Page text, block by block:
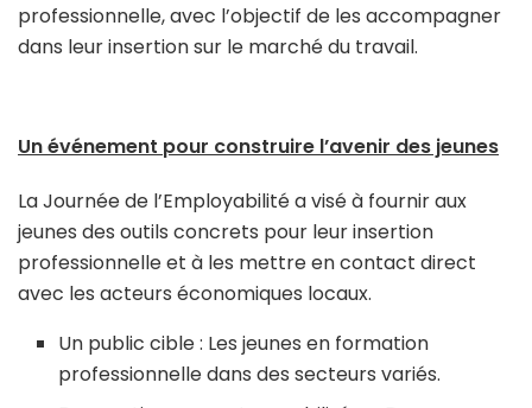
professionnelle, avec l’objectif de les accompagner
dans leur insertion sur le marché du travail.
Un événement pour construire l’avenir des jeunes
La Journée de l’Employabilité a visé à fournir aux
jeunes des outils concrets pour leur insertion
professionnelle et à les mettre en contact direct
avec les acteurs économiques locaux.
Un public cible : Les jeunes en formation
professionnelle dans des secteurs variés.